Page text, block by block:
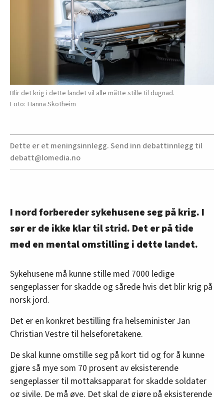
Blir det krig i dette landet vil alle måtte stille til dugnad.
Hanna Skotheim
Dette er et meningsinnlegg. Send inn debattinnlegg til
debatt@lomedia.no
I nord forbereder sykehusene seg på krig. I
sør er de ikke klar til strid. Det er på tide
med en mental omstilling i dette landet.
Sykehusene må kunne stille med 7000 ledige
sengeplasser for skadde og sårede hvis det blir krig på
norsk jord.
Det er en konkret bestilling fra helseminister Jan
Christian Vestre til helseforetakene.
De skal kunne omstille seg på kort tid og for å kunne
gjøre så mye som 70 prosent av eksisterende
sengeplasser til mottaksapparat for skadde soldater
og sivile. De må øve. Det skal de gjøre på eksisterende